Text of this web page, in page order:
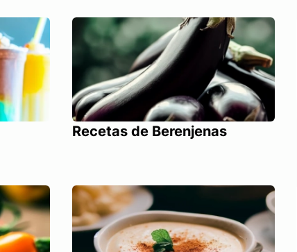
Recetas de Berenjenas